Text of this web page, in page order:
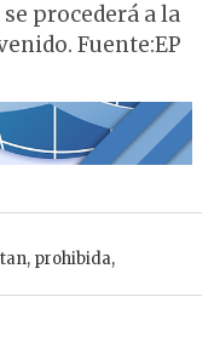
procederá a la
Fuente:EP
, prohibida,